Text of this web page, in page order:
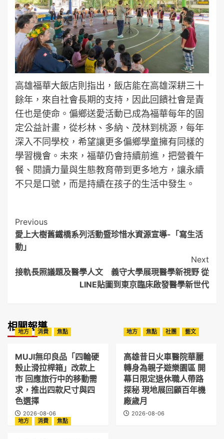
高雄福華大飯店則指出，飯店能在高雄深耕三十
餘年，來自社會長期的支持，因此回饋社會是責
任也是使命。偏鄉送愛活動已成為福華每年的固
定公益計畫，從杉林、多納、茂林到桃源，每年
深入不同學校，希望讓更多偏鄉學童擁有同樣的
學習機會。未來，福華仍會持續前進，把營養午
餐、閱讀力量與生態教育帶到更多地方，讓永續
不只是口號，而是持續在孩子的生活中發生。
Post
Navigation
Previous
愛上大樹舊鐵橋系列活動暨珍惜水資源宣導-「寫生活
動」
Next
接軌長照議題及醫學人文 義守大學展現醫學新視野 從
LINE貼圖到東京臨床啟發醫學新世代
相關報導
地方 消費 焦點
MUJI無印良品「四輪硬
殼止滑拉桿箱」改款上
市 回應旅行中的移動需
求，推出四款尺寸與四
色選擇
2026-08-06
地方 焦點 社團 藝文
高雄昔日火車醫院華麗
轉身為親子遊樂園區 開
幕日限定退休職人帶路
探秘 現地展回顧百年機
廠歲月
2026-08-06
地方
消費 焦點